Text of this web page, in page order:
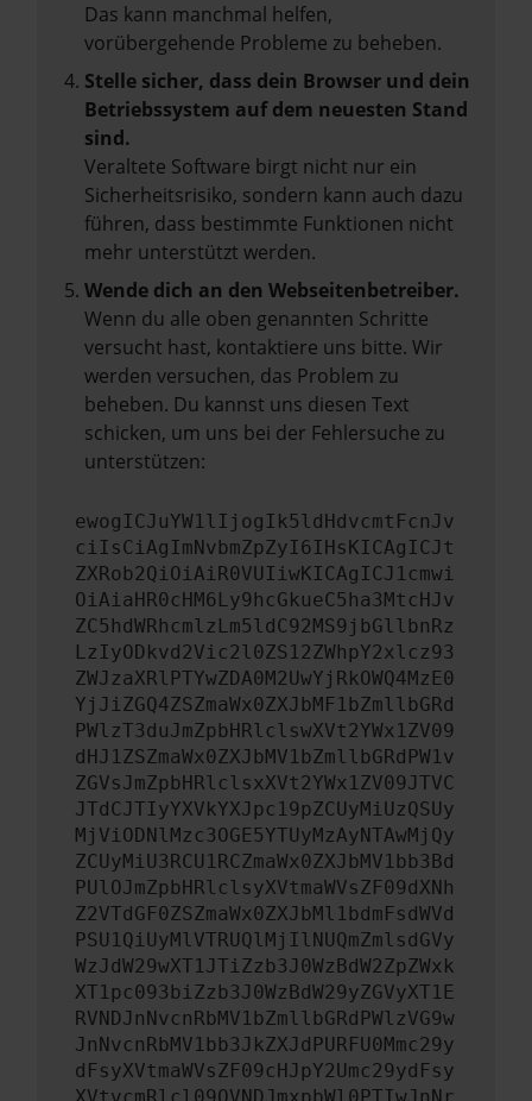
Das kann manchmal helfen,
vorübergehende Probleme zu beheben.
Stelle sicher, dass dein Browser und dein
Betriebssystem auf dem neuesten Stand
sind.
Veraltete Software birgt nicht nur ein
Sicherheitsrisiko, sondern kann auch dazu
führen, dass bestimmte Funktionen nicht
mehr unterstützt werden.
Wende dich an den Webseitenbetreiber.
Wenn du alle oben genannten Schritte
versucht hast, kontaktiere uns bitte. Wir
werden versuchen, das Problem zu
beheben. Du kannst uns diesen Text
schicken, um uns bei der Fehlersuche zu
unterstützen:
ewogICJuYW1lIjogIk5ldHdvcmtFcnJv
ciIsCiAgImNvbmZpZyI6IHsKICAgICJt
ZXRob2QiOiAiR0VUIiwKICAgICJ1cmwi
OiAiaHR0cHM6Ly9hcGkueC5ha3MtcHJv
ZC5hdWRhcmlzLm5ldC92MS9jbGllbnRz
LzIyODkvd2Vic2l0ZS12ZWhpY2xlcz93
ZWJzaXRlPTYwZDA0M2UwYjRkOWQ4MzE0
YjJiZGQ4ZSZmaWx0ZXJbMF1bZmllbGRd
PWlzT3duJmZpbHRlclswXVt2YWx1ZV09
dHJ1ZSZmaWx0ZXJbMV1bZmllbGRdPW1v
ZGVsJmZpbHRlclsxXVt2YWx1ZV09JTVC
JTdCJTIyYXVkYXJpc19pZCUyMiUzQSUy
MjViODNlMzc3OGE5YTUyMzAyNTAwMjQy
ZCUyMiU3RCU1RCZmaWx0ZXJbMV1bb3Bd
PUlOJmZpbHRlclsyXVtmaWVsZF09dXNh
Z2VTdGF0ZSZmaWx0ZXJbMl1bdmFsdWVd
PSU1QiUyMlVTRUQlMjIlNUQmZmlsdGVy
WzJdW29wXT1JTiZzb3J0WzBdW2ZpZWxk
XT1pc093biZzb3J0WzBdW29yZGVyXT1E
RVNDJnNvcnRbMV1bZmllbGRdPWlzVG9w
JnNvcnRbMV1bb3JkZXJdPURFU0Mmc29y
dFsyXVtmaWVsZF09cHJpY2Umc29ydFsy